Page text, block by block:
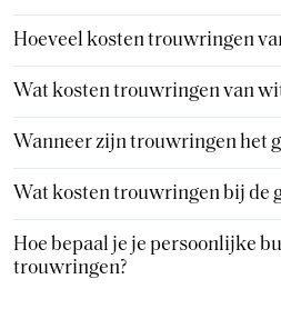
Hoeveel kosten trouwringen
Wat kosten trouwringen van
Wanneer zijn trouwringen het
Wat kosten trouwringen bij de
Hoe bepaal je je persoonlijke
trouwringen?